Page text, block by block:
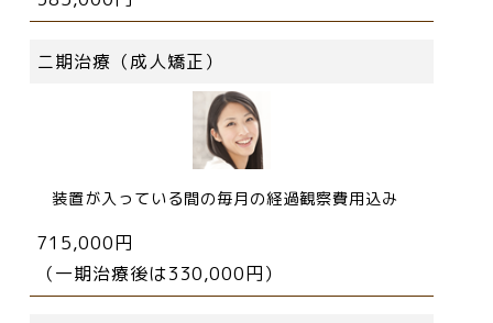
ニ期治療（成人矯正）
装置が入っている間の毎月の経過観察費用込み
715,000円
（一期治療後は330,000円）